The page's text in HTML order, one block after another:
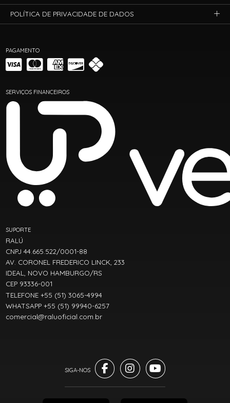
PAGAMENTO
SERVIÇOS FINANCEIROS
SUPORTE
RALÚ
CNPJ 44.665.522/0001-88
AV. CORONEL FREDERICO LINCK, 233
IDEAL, NOVO HAMBURGO/RS
CEP 93336-001
TELEFONE +55 (51) 3065-4994
WHATSAPP +55 (51) 99940-6257
comercial@raluoficial.com.br
POLÍTICA DE PRIVACIDADE DE DADOS